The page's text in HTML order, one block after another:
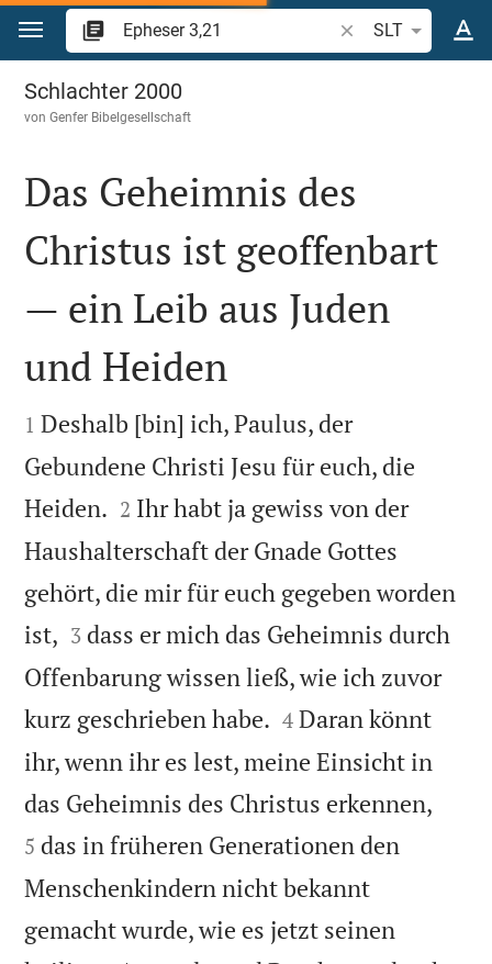
Zum Inhalt springen
Bibelstelle oder
SLT
Epheser 3
Schlachter 2000
vonGenfer Bibelgesellschaft

Das Geheimnis des
Christus ist geoffenbart
— ein Leib aus Juden
und Heiden

1 Deshalb [bin] ich, Paulus, der
Gebundene Christi Jesu für euch, die
Heiden. 

2 Ihr habt ja gewiss von der
Haushalterschaft der Gnade Gottes
gehört, die mir für euch gegeben worden
ist, 

3 dass er mich das Geheimnis durch
Offenbarung wissen ließ, wie ich zuvor
kurz geschrieben habe. 

4 Daran könnt
ihr, wenn ihr es lest, meine Einsicht in
das Geheimnis des Christus erkennen,
5 das in früheren Generationen den
Menschenkindern nicht bekannt
gemacht wurde, wie es jetzt seinen